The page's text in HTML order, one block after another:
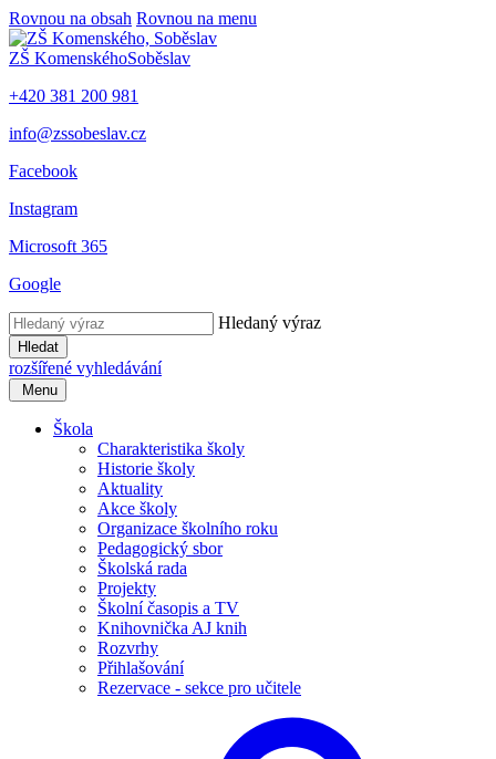
Rovnou na obsah Rovnou na menu
ZŠ KomenskéhoSoběslav
+420 381 200 981
info@zssobeslav.cz
Facebook
Instagram
Microsoft 365
Google
Hledaný výraz
Hledat
rozšířené vyhledávání
Menu
Škola
Charakteristika školy
Historie školy
Aktuality
Akce školy
Organizace školního roku
Pedagogický sbor
Školská rada
Projekty
Školní časopis a TV
Knihovnička AJ knih
Rozvrhy
Přihlašování
Rezervace - sekce pro učitele